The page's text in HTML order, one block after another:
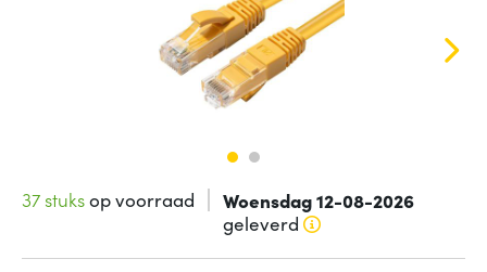
37 stuksop voorraad Woensdag 12-08-2026
geleverd